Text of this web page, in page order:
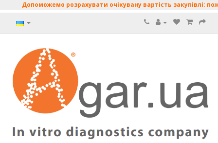
Допоможемо розрахувати очікувану вартість закупівлі: